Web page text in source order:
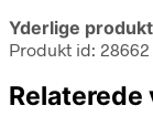
Yderlige
Produkt id: 28662
Relaterede